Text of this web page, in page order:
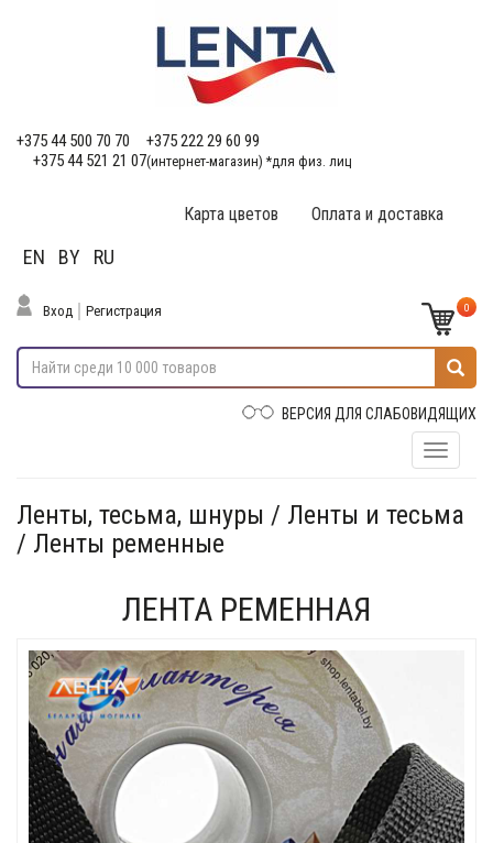
+375 44 500 70 70
+375 222 29 60 99
+375 44 521 21 07(интернет-магазин) *для физ. лиц
Оплата и доставка
Карта цветов
EN BY RU
Вход Регистрация 0
ВЕРСИЯ ДЛЯ СЛАБОВИДЯЩИХ
Ленты, тесьма, шнуры / Ленты и тесьма
/ Ленты ременные
ЛЕНТА РЕМЕННАЯ